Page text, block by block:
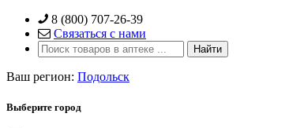
Skip
content
8 (800) 707-26-39
Связаться с нами
Ваш регион: Подольск
Выберите город